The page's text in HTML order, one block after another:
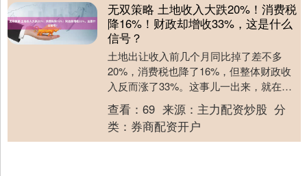
无双策略 土地收入大跌20%！消费税
降16%！财政却增收33%，这是什么
信号？
土地出让收入前几个月同比掉了差不多
20%，消费税也降了16%，但整体财政收
入反而涨了33%。这事儿一出来，就在经
济圈子里搅起不小浪花。很多人问，这到
底是个啥信号....
查看： 69 来源： 主力配资炒股 分
类： 券商配资开户